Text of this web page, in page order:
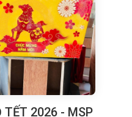
TẾT 2026 - MSP